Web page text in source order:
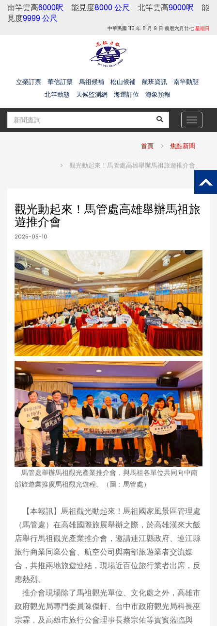
南竿雲高6000呎 能見度8000 公尺 北竿雲高9000呎 能
見度9999 公尺
中華民國 115 年 8 月 9 日 農曆六月廿七 星期日
立榮訂票 華信訂票 馬祖候補 松山候補 航班資訊
南竿動態
北竿動態
天候監測網 海運訂位 海象預報
Toggle
首頁 焦點新聞
觀光動起來！馬管處高雄舉辦馬祖旅遊推介會
觀光動起來！馬管處高雄舉辦馬祖旅
遊推介會
2025-05-10
馬管處舉辦馬祖觀光產業推介會，與馬祖各單位共同向中南
部旅遊業推廣馬祖觀光遊程。（圖：馬管處）
【本報訊】馬祖觀光動起來！馬祖國家風景區管理處
（馬管處）在高雄國際旅展舉辦之際，於高雄漢來大飯
店舉行馬祖觀光產業推介會，邀請連江縣政府、連江縣
旅行商業同業公會、航空公司與南部旅遊業者交流媒
合，共推兩地旅遊連結，現場近百位旅行業者出席，反
應熱烈。
推介會現場除了馬祖觀光單位、文化處之外，高雄市
政府觀光局專門委員陳傑軒、台中市政府觀光局科長巫
宗霖，及高雄市旅行公會理事長蔡宗佑等貴賓蒞臨與